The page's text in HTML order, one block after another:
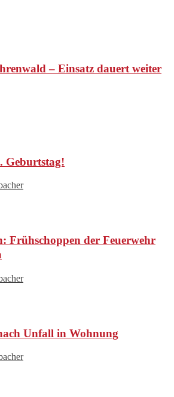
– Einsatz dauert weiter
Geburtstag!
Frühschoppen der Feuerwehr
Unfall in Wohnung